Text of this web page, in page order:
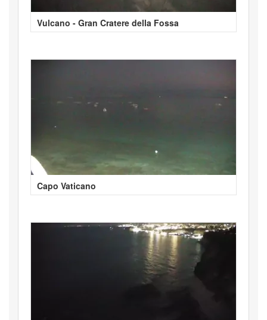
Vulcano - Gran Cratere della Fossa
Capo Vaticano